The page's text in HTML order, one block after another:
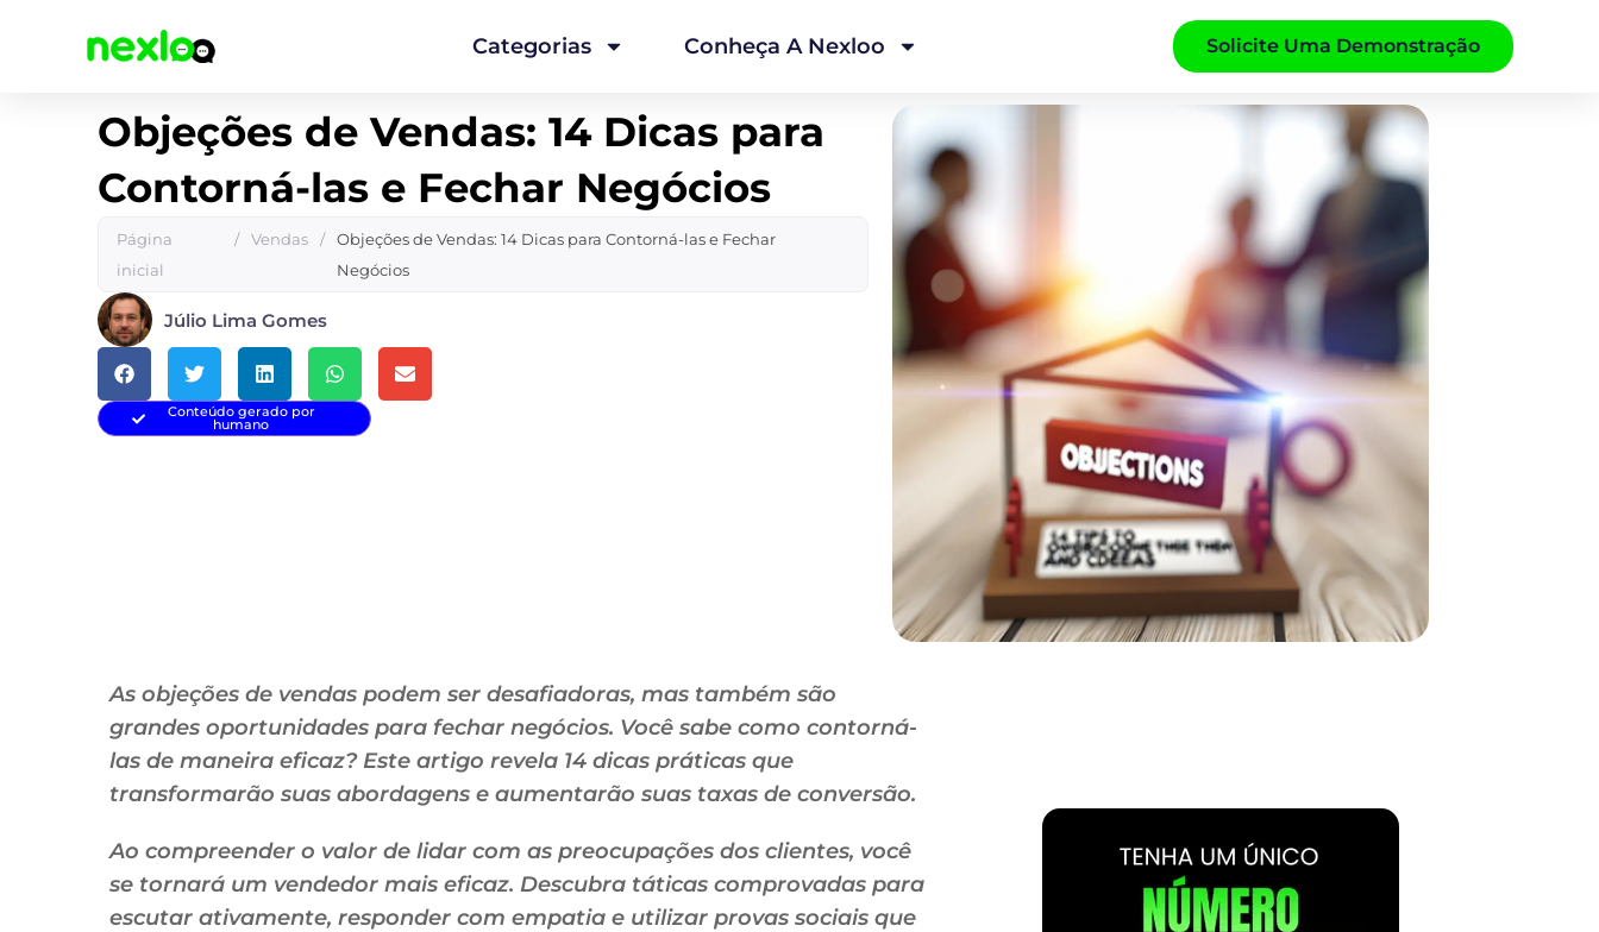
Categorias Conheça A Nexloo Solicite Uma Demonstração
Objeções de Vendas: 14 Dicas para
Contorná-las e Fechar Negócios
Página
inicial
/ Vendas /
Objeções de Vendas: 14 Dicas para Contorná-las e Fechar
Negócios
Júlio Lima Gomes
Conteúdo gerado por
humano
As objeções de vendas podem ser desafiadoras, mas também são
grandes oportunidades para fechar negócios. Você sabe como contorná-
las de maneira eficaz? Este artigo revela 14 dicas práticas que
transformarão suas abordagens e aumentarão suas taxas de conversão.
Ao compreender o valor de lidar com as preocupações dos clientes, você
se tornará um vendedor mais eficaz. Descubra táticas comprovadas para
escutar ativamente, responder com empatia e utilizar provas sociais que